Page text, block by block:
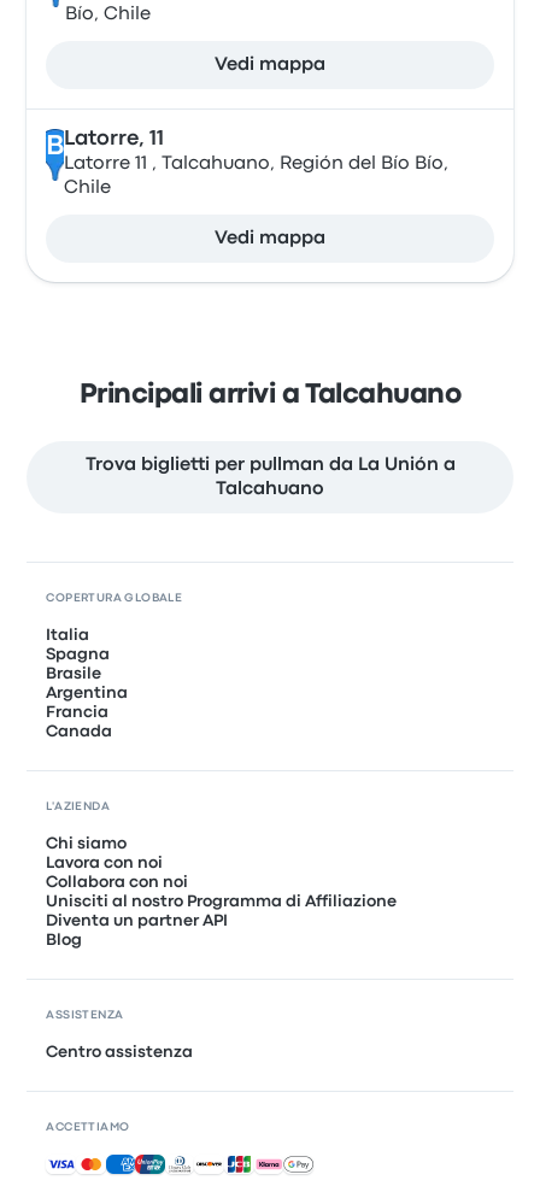
Bío, Chile
Vedi mappa
B Latorre, 11
Latorre 11 , Talcahuano, Región del Bío Bío,
Chile
Vedi mappa
Principali arrivi a Talcahuano
Trova biglietti per pullman da La Unión a
Talcahuano
COPERTURA GLOBALE
Italia
Spagna
Brasile
Argentina
Francia
Canada
L'AZIENDA
Chi siamo
Lavora con noi
Collabora con noi
Unisciti al nostro Programma di Affiliazione
Diventa un partner API
Blog
ASSISTENZA
Centro assistenza
ACCETTIAMO
Pagamenti accettati